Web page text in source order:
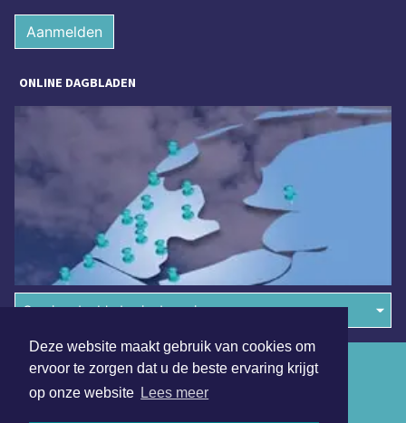
Deze website maakt gebruik van cookies om
ervoor te zorgen dat u de beste ervaring krijgt
op onze website Lees meer
Aanmelden
ONLINE DAGBLADEN
Overige dagbladen in de regio
Algemene voorwaarden
Disclaimer